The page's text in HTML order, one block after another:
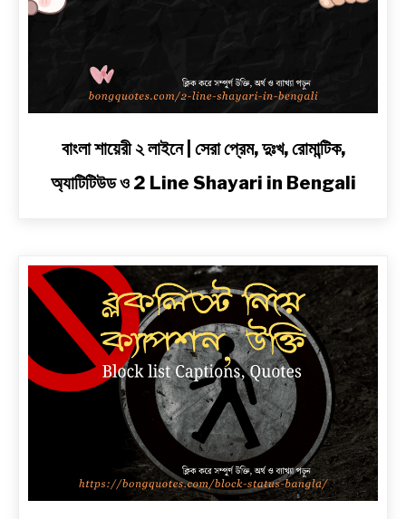
|
সেরা
প্রেম,
রোমান্টিক,
অ্যাটিটিউড
বাংলা শায়েরী ২ লাইনে | সেরা প্রেম, দুঃখ, রোমান্টিক,
অ্যাটিটিউড ও 2 Line Shayari in Bengali